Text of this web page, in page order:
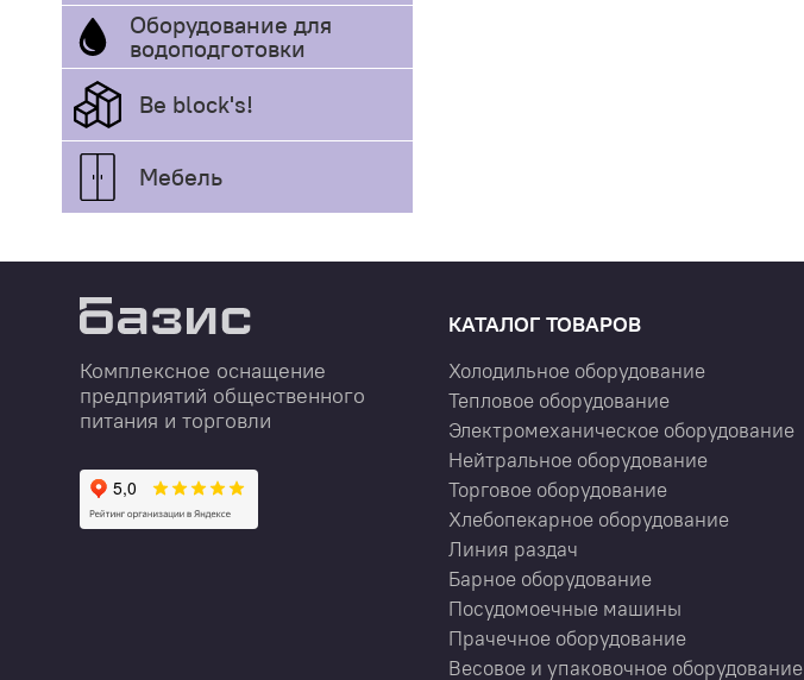
Оборудование для
водоподготовки
Be block's!
Мебель
Комплексное оснащение
предприятий общественного
питания и торговли
КАТАЛОГ ТОВАРОВ
Холодильное оборудование
Тепловое оборудование
Электромеханическое оборудование
Нейтральное оборудование
Торговое оборудование
Хлебопекарное оборудование
Линия раздач
Барное оборудование
Посудомоечные машины
Прачечное оборудование
Весовое и упаковочное оборудование